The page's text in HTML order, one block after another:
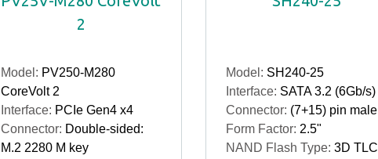
2
Model: PV250-M280
CoreVolt 2
Interface: PCIe Gen4 x4
Connector: Double-sided:
M.2 2280 M key
Model: SH240-25
Interface: SATA 3.2 (6Gb/s)
Connector: (7+15) pin male
Form Factor: 2.5"
NAND Flash Type: 3D TLC